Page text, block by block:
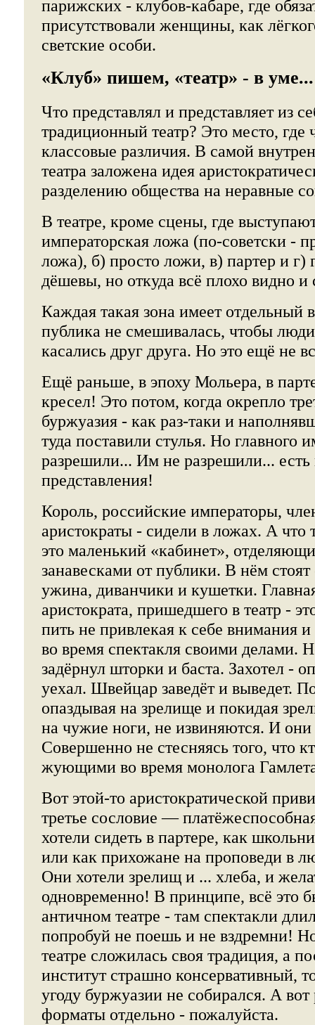
парижских - клубов-кабаре, где
присутствовали женщины, как
светские особи.
«Клуб» пишем, «театр» - в уме...
Что представлял и представляет из
традиционный театр? Это место, где
классовые различия. В самой
театра заложена идея
разделению общества на неравные
В театре, кроме сцены, где
императорская ложа (по-советски -
ложа), б) просто ложи, в) партер и г)
дёшевы, но откуда всё плохо видно
Каждая такая зона имеет отдельный
публика не смешивалась, чтобы
касались друг друга. Но это ещё не
Ещё раньше, в эпоху Мольера, в
кресел! Это потом, когда окрепло
буржуазия - как раз-таки и
туда поставили стулья. Но главного
разрешили... Им не разрешили... есть
представления!
Король, российские императоры,
аристократы - сидели в ложах. А что
это маленький «кабинет»,
занавесками от публики. В нём
ужина, диванчики и кушетки.
аристократа, пришедшего в театр -
пить не привлекая к себе внимания
во время спектакля своими делами.
задёрнул шторки и баста. Захотел -
уехал. Швейцар заведёт и выведет.
опаздывая на зрелище и покидая
на чужие ноги, не извиняются. И
Совершенно не стесняясь того, что
жующими во время монолога
Вот этой-то аристократической
третье сословие —
хотели сидеть в партере, как
или как прихожане на проповеди в
Они хотели зрелищ и ... хлеба, и
одновременно! В принципе, всё это
античном театре - там спектакли
попробуй не поешь и не вздремни!
театре сложилась своя традиция, а
институт страшно консервативный,
угоду буржуазии не собирался. А вот
форматы отдельно - пожалуйста.